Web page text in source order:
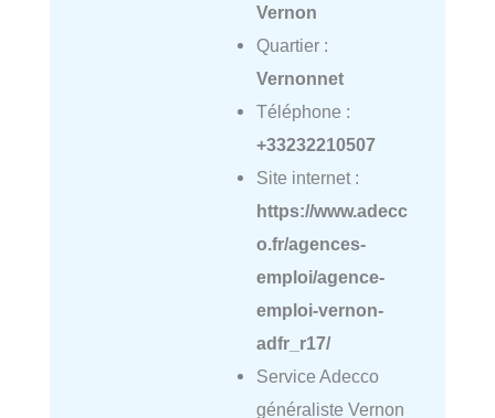
Vernon
Quartier :
Vernonnet
Téléphone :
+33232210507
Site internet :
https://www.adecc
o.fr/agences-
emploi/agence-
emploi-vernon-
adfr_r17/
Service Adecco
généraliste Vernon